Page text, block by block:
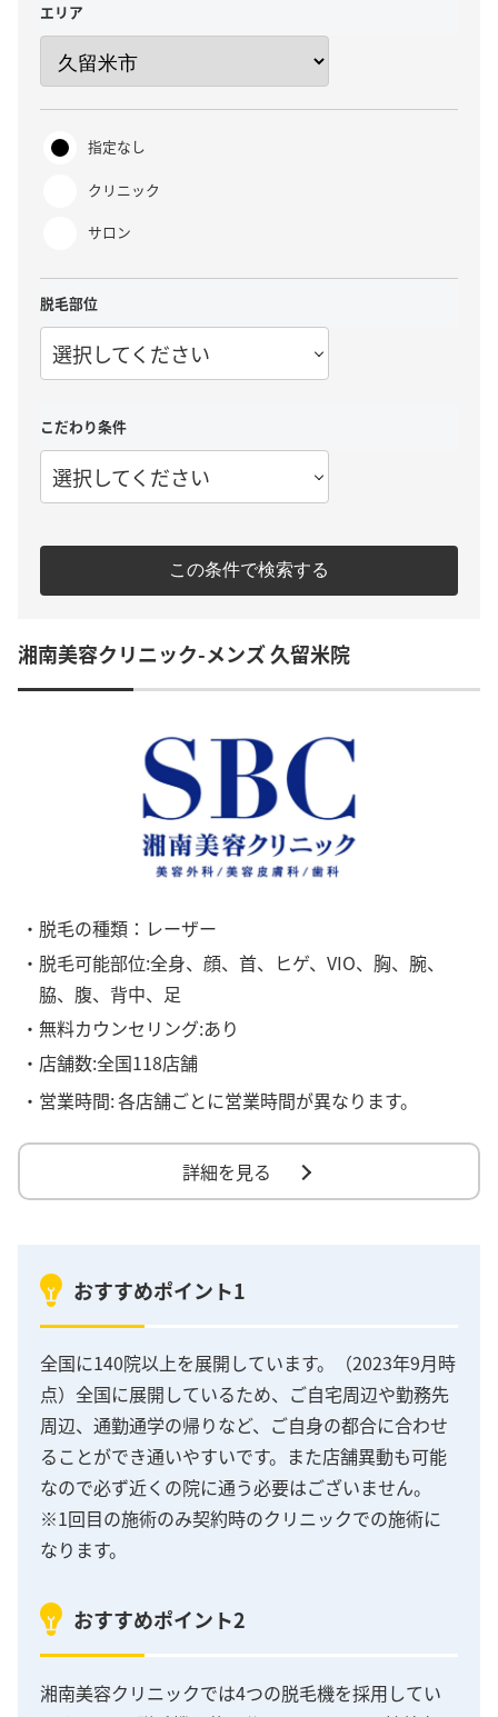
エリア
指定なし
クリニック
サロン
脱毛部位
選択してください
こだわり条件
選択してください
この条件で検索する
湘南美容クリニック-メンズ 久留米院
・脱毛の種類：レーザー
・脱毛可能部位:全身、顔、首、ヒゲ、VIO、胸、腕、
脇、腹、背中、足
・無料カウンセリング:あり
・店舗数:全国118店舗
・営業時間:各店舗ごとに営業時間が異なります。
詳細を見る
おすすめポイント1
全国に140院以上を展開しています。（2023年9月時
点）全国に展開しているため、ご自宅周辺や勤務先
周辺、通勤通学の帰りなど、ご自身の都合に合わせ
ることができ通いやすいです。また店舗異動も可能
なので必ず近くの院に通う必要はございません。
※1回目の施術のみ契約時のクリニックでの施術に
なります。
おすすめポイント2
湘南美容クリニックでは4つの脱毛機を採用してい